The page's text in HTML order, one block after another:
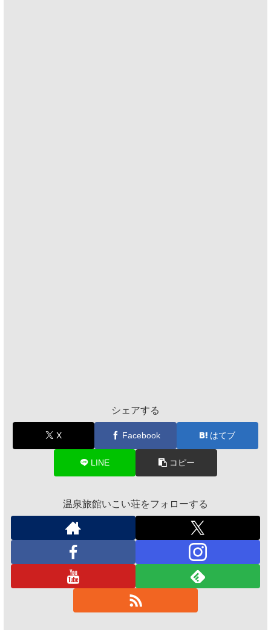
シェアする
X Facebook はてブ
LINE コピー
温泉旅館いこい荘をフォローする